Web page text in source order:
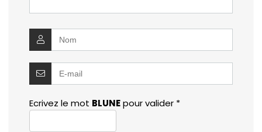
Ecrivez le mot BLUNEpour valider *